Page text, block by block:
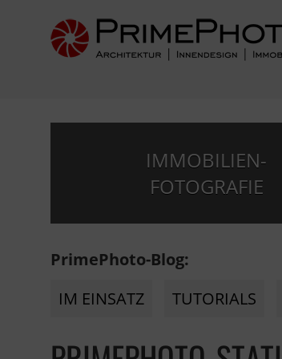
IMMOBILIEN-
FOTOGRAFIE
PrimePhoto-Blog:
IM EINSATZ
TUTORIALS